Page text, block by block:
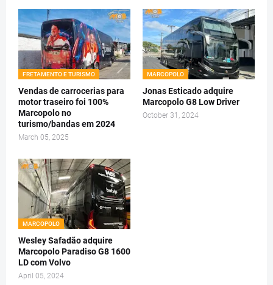
FRETAMENTO E TURISMO
Vendas de carrocerias para
motor traseiro foi 100%
Marcopolo no
turismo/bandas em 2024
March 05, 2025
MARCOPOLO
Jonas Esticado adquire
Marcopolo G8 Low Driver
October 31, 2024
MARCOPOLO
Wesley Safadão adquire
Marcopolo Paradiso G8 1600
LD com Volvo
April 05, 2024